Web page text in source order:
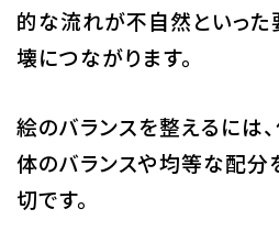
的な流れが不自然といった
壊につながります。
絵のバランスを整えるには
体のバランスや均等な配分
切です。